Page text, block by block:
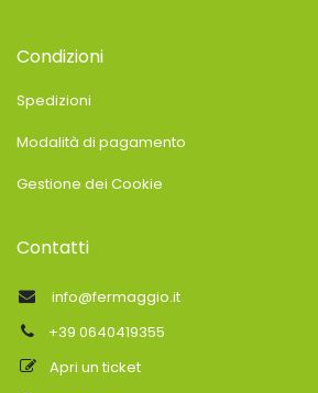
Condizioni
Spedizioni
Modalità di pagamento
Gestione dei Cookie
Contatti
info@fermaggio.it
+39 0640419355
Apri un ticket